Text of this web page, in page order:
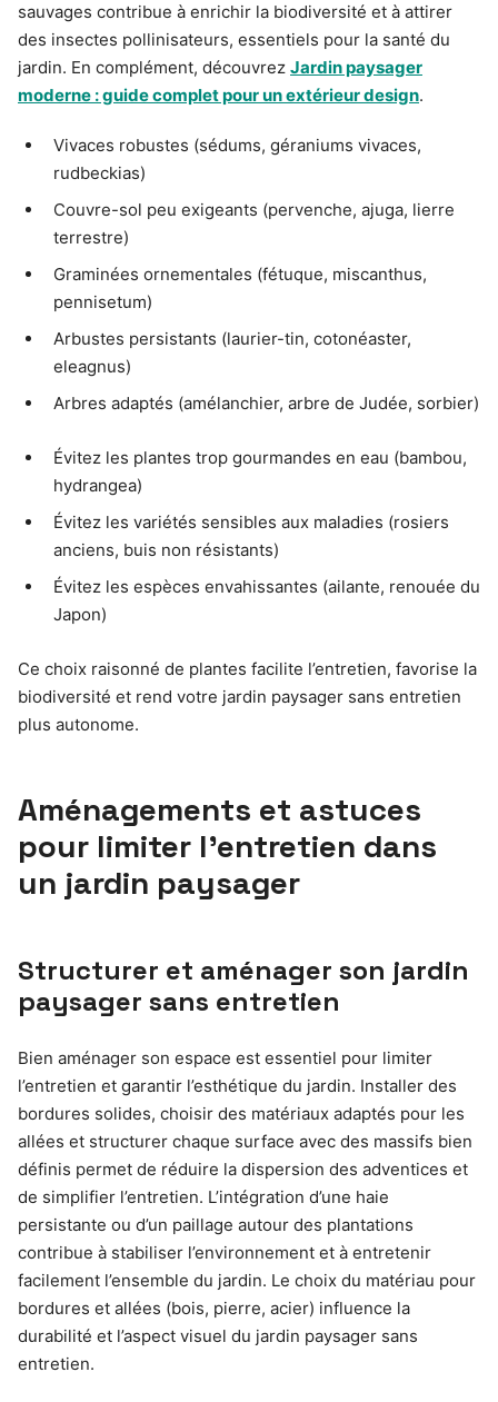
sauvages contribue à enrichir la biodiversité et à attirer
des insectes pollinisateurs, essentiels pour la santé du
jardin. En complément, découvrez Jardin paysager
moderne : guide complet pour un extérieur design.
Vivaces robustes (sédums, géraniums vivaces,
rudbeckias)
Couvre-sol peu exigeants (pervenche, ajuga, lierre
terrestre)
Graminées ornementales (fétuque, miscanthus,
pennisetum)
Arbustes persistants (laurier-tin, cotonéaster,
eleagnus)
Arbres adaptés (amélanchier, arbre de Judée, sorbier)
Évitez les plantes trop gourmandes en eau (bambou,
hydrangea)
Évitez les variétés sensibles aux maladies (rosiers
anciens, buis non résistants)
Évitez les espèces envahissantes (ailante, renouée du
Japon)
Ce choix raisonné de plantes facilite l’entretien, favorise la
biodiversité et rend votre jardin paysager sans entretien
plus autonome.
Aménagements et astuces
pour limiter l’entretien dans
un jardin paysager
Structurer et aménager son jardin
paysager sans entretien
Bien aménager son espace est essentiel pour limiter
l’entretien et garantir l’esthétique du jardin. Installer des
bordures solides, choisir des matériaux adaptés pour les
allées et structurer chaque surface avec des massifs bien
définis permet de réduire la dispersion des adventices et
de simplifier l’entretien. L’intégration d’une haie
persistante ou d’un paillage autour des plantations
contribue à stabiliser l’environnement et à entretenir
facilement l’ensemble du jardin. Le choix du matériau pour
bordures et allées (bois, pierre, acier) influence la
durabilité et l’aspect visuel du jardin paysager sans
entretien.